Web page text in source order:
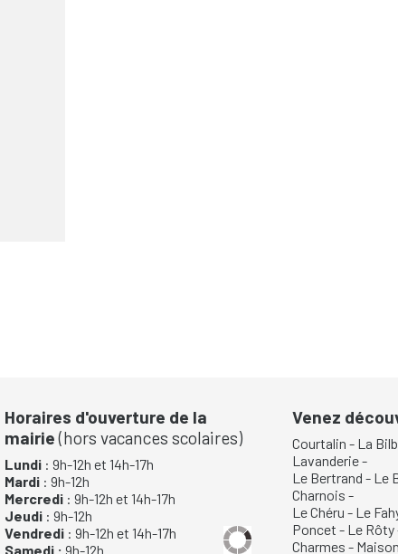
Horaires d'ouverture de la
mairie(hors vacances scolaires)
Lundi: 9h-12h et 14h-17h
Mardi : 9h-12h
Mercredi : 9h-12h et 14h-17h
Jeudi : 9h-12h
Vendredi : 9h-12h et 14h-17h
Samedi : 9h-12h
Venez
Courtalin - La
Lavanderie-
Le Bertrand - Le
Charnois -
Le Chéru - Le
Poncet - Le Rôty
Charmes -